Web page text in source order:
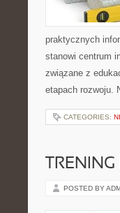
praktycznych
stanowi centrum
związane z
etapach rozwoju.
CATEGORIES:
POSTED BY